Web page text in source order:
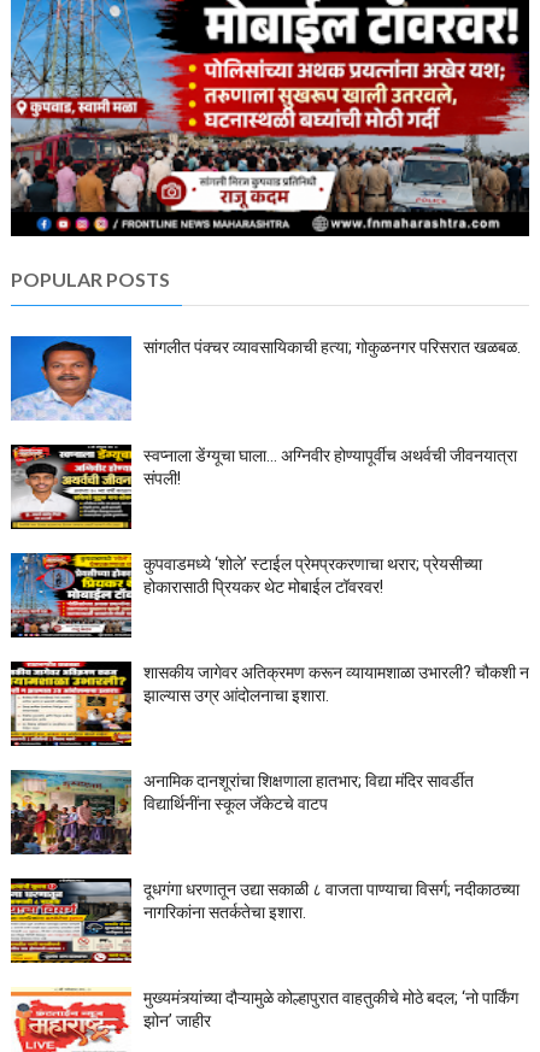
POPULAR POSTS
सांगलीत पंक्चर व्यावसायिकाची हत्या; गोकुळनगर परिसरात खळबळ.
स्वप्नाला डेंग्यूचा घाला… अग्निवीर होण्यापूर्वीच अथर्वची जीवनयात्रा
संपली!
कुपवाडमध्ये ‘शोले’ स्टाईल प्रेमप्रकरणाचा थरार; प्रेयसीच्या
होकारासाठी प्रियकर थेट मोबाईल टॉवरवर!
शासकीय जागेवर अतिक्रमण करून व्यायामशाळा उभारली? चौकशी न
झाल्यास उग्र आंदोलनाचा इशारा.
अनामिक दानशूरांचा शिक्षणाला हातभार; विद्या मंदिर सावर्डीत
विद्यार्थिनींना स्कूल जॅकेटचे वाटप
दूधगंगा धरणातून उद्या सकाळी ८ वाजता पाण्याचा विसर्ग; नदीकाठच्या
नागरिकांना सतर्कतेचा इशारा.
मुख्यमंत्र्यांच्या दौऱ्यामुळे कोल्हापुरात वाहतुकीचे मोठे बदल; ‘नो पार्किंग
झोन’ जाहीर